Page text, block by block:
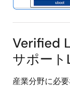
Verified
サポート
産業分野に必